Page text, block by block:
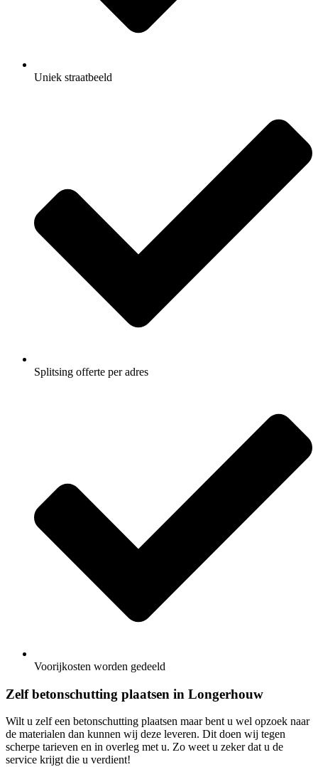
Uniek straatbeeld
Splitsing offerte per adres
Voorijkosten worden gedeeld
Zelf betonschutting plaatsen in Longerhouw
Wilt u zelf een betonschutting plaatsen maar bent u wel opzoek naar
de materialen dan kunnen wij deze leveren. Dit doen wij tegen
scherpe tarieven en in overleg met u. Zo weet u zeker dat u de
service krijgt die u verdient!